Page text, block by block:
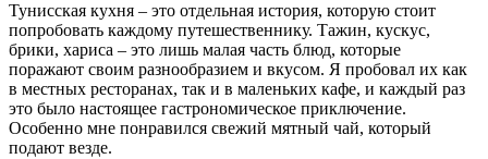
Тунисская кухня – это отдельная история, которую стоит
попробовать каждому путешественнику. Тажин, кускус,
брики, хариса – это лишь малая часть блюд, которые
поражают своим разнообразием и вкусом. Я пробовал их как
в местных ресторанах, так и в маленьких кафе, и каждый раз
это было настоящее гастрономическое приключение.
Особенно мне понравился свежий мятный чай, который
подают везде.